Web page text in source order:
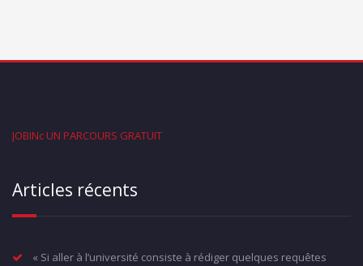
JOBINc UN PARCOURS GRATUIT
Articles récents
« Si aller à l’université consiste à rédiger quelques requêtes